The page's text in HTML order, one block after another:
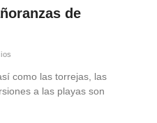
de
como las torrejas, las
a las playas son